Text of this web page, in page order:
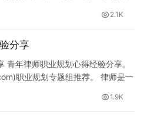
2.1K
分享
青年律师职业规划心得经验分享。
职业规划专题组推荐。 律师是一
1.9K